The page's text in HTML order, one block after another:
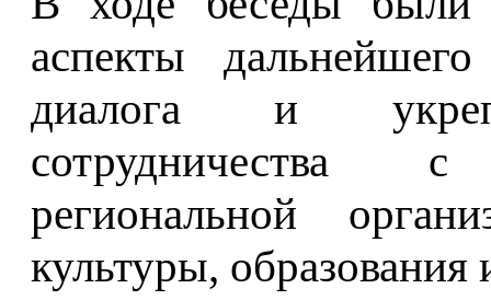
аспекты
диалога и
сотрудничества
региональной
культуры, образования